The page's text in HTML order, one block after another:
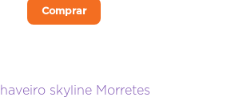
Comprar